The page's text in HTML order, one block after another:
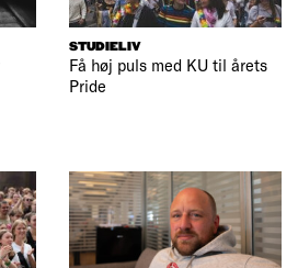
STUDIELIV
Få høj puls med KU til årets
Pride